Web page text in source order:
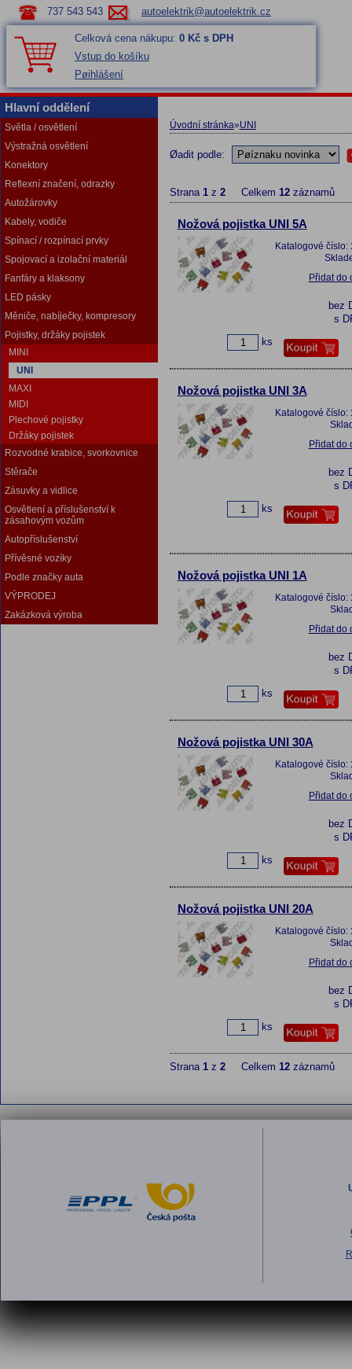
737 543 543 autoelektrik@autoelektrik.cz
Celková cena nákupu: 0 Kč s DPH
Vstup do košíku
Pøihlášení
Hlavní oddělení
Světla / osvětlení
Výstražná osvětlení
Konektory
Reflexní značení, odrazky
Autožárovky
Kabely, vodiče
Spínací / rozpínací prvky
Spojovací a izolační materiál
Fanfáry a klaksony
LED pásky
Měniče, nabíječky, kompresory
Pojistky, držáky pojistek
MINI
UNI
MAXI
MIDI
Plechové pojistky
Držáky pojistek
Rozvodné krabice, svorkovnice
Stěrače
Zásuvky a vidlice
Osvětlení a příslušenství k
zásahovým vozům
Autopříslušenství
Přívěsné vozíky
Podle značky auta
VÝPRODEJ
Zakázková výroba
Úvodní stránka»UNI
Øadit podle:
Strana 1z 2Celkem 12záznamů
Nožová pojistka UNI 5A
Katalogové číslo:
Přidat do
bez
s
ks
Nožová pojistka UNI 3A
Katalogové číslo:
Přidat do
bez
s
ks
Nožová pojistka UNI 1A
Katalogové číslo:
Přidat do
bez
s
ks
Nožová pojistka UNI 30A
Katalogové číslo:
Přidat do
bez
s
ks
Nožová pojistka UNI 20A
Katalogové číslo:
Přidat do
bez
s
ks
Strana 1z 2Celkem 12záznamů